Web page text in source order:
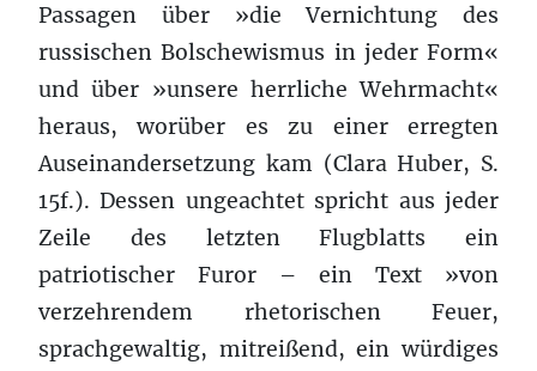
Passagen über »die Vernichtung des
russischen Bolschewismus in jeder Form«
und über »unsere herrliche Wehrmacht«
heraus, worüber es zu einer erregten
Auseinandersetzung kam (Clara Huber, S.
15f.). Dessen ungeachtet spricht aus jeder
Zeile des letzten Flugblatts ein
patriotischer Furor – ein Text »von
verzehrendem rhetorischen Feuer,
sprachgewaltig, mitreißend, ein würdiges